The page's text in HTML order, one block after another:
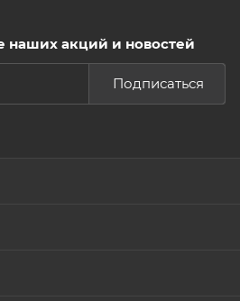
наших акций и новостей
Подписаться